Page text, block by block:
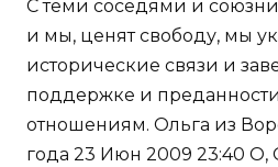
С теми соседями и
и мы, ценят свободу, мы
исторические связи и
поддержке и
отношениям. Ольга из
года 23 Июн 2009 23:40 О,